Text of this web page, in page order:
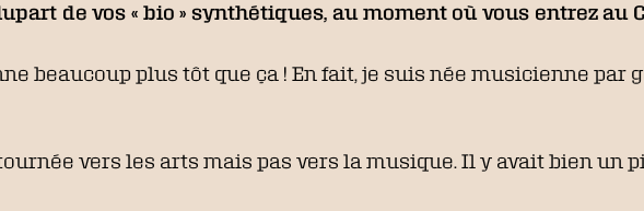
de vos « bio » synthétiques, au moment où vous entrez
beaucoup plus tôt que ça ! En fait, je suis née musicienne par
vers les arts mais pas vers la musique. Il y avait bien un